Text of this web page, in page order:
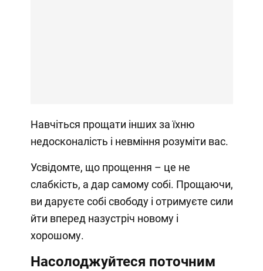
Навчіться прощати інших за їхню
недосконалість і невміння розуміти вас.
Усвідомте, що прощення – це не
слабкість, а дар самому собі. Прощаючи,
ви даруєте собі свободу і отримуєте сили
йти вперед назустріч новому і
хорошому.
Насолоджуйтеся поточним